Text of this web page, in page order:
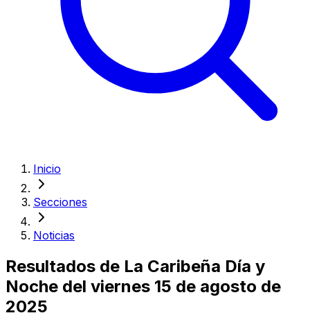
Inicio
Secciones
Noticias
Resultados de La Caribeña Día y
Noche del viernes 15 de agosto de
2025